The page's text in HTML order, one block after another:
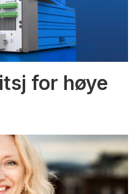
for høye